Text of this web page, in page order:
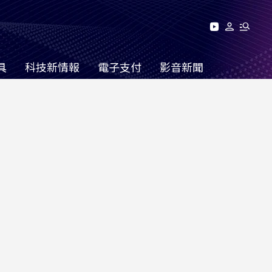
科技新情報 電子支付 影音新聞